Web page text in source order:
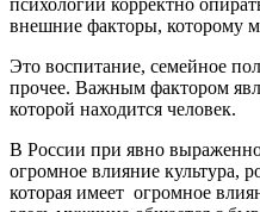
психологии корректно
внешние факторы, которому
Это воспитание, семейное
прочее. Важным фактором
которой находится человек.
В России при явно
огромное влияние культура,
которая имеет огромное